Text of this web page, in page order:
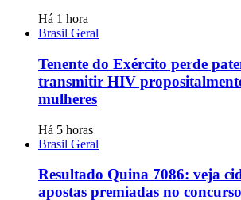
Há 1 hora
Brasil Geral
Tenente do Exército perde
transmitir HIV
mulheres
Há 5 horas
Brasil Geral
Resultado Quina 7086: veja
apostas premiadas no concurso